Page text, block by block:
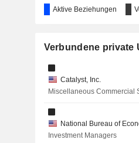
INTERNATIONAL
HYPERION DEFI,
SOLARIS ENERGY
CHINA TOBACCO
Aktive Beziehungen
Verbundene private
Catalyst, Inc.
Miscellaneous Commercial
National Bureau of
Investment Managers